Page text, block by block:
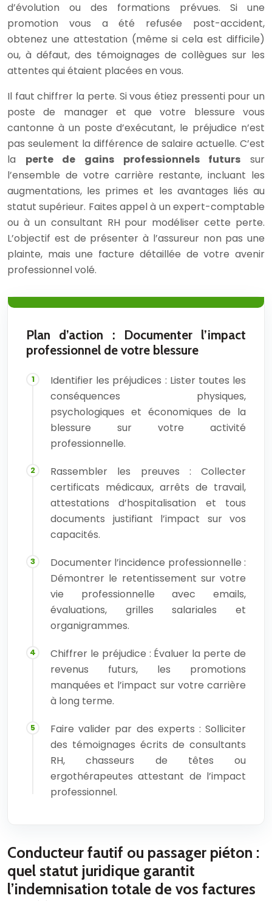
d’évolution ou des formations prévues. Si une
promotion vous a été refusée post-accident,
obtenez une attestation (même si cela est difficile)
ou, à défaut, des témoignages de collègues sur les
attentes qui étaient placées en vous.
Il faut chiffrer la perte. Si vous étiez pressenti pour un
poste de manager et que votre blessure vous
cantonne à un poste d’exécutant, le préjudice n’est
pas seulement la différence de salaire actuelle. C’est
la perte de gains professionnels futurs sur
l’ensemble de votre carrière restante, incluant les
augmentations, les primes et les avantages liés au
statut supérieur. Faites appel à un expert-comptable
ou à un consultant RH pour modéliser cette perte.
L’objectif est de présenter à l’assureur non pas une
plainte, mais une facture détaillée de votre avenir
professionnel volé.
Plan d’action : Documenter l’impact
professionnel de votre blessure
Identifier les préjudices : Lister toutes les
conséquences physiques,
psychologiques et économiques de la
blessure sur votre activité
professionnelle.
Rassembler les preuves : Collecter
certificats médicaux, arrêts de travail,
attestations d’hospitalisation et tous
documents justifiant l’impact sur vos
capacités.
Documenter l’incidence professionnelle :
Démontrer le retentissement sur votre
vie professionnelle avec emails,
évaluations, grilles salariales et
organigrammes.
Chiffrer le préjudice : Évaluer la perte de
revenus futurs, les promotions
manquées et l’impact sur votre carrière
à long terme.
Faire valider par des experts : Solliciter
des témoignages écrits de consultants
RH, chasseurs de têtes ou
ergothérapeutes attestant de l’impact
professionnel.
Conducteur fautif ou passager piéton :
quel statut juridique garantit
l’indemnisation totale de vos factures